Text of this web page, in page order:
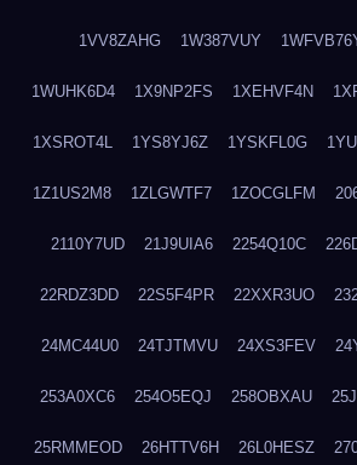
1VV8ZAHG 1W387VUY
1WUHK6D4 1X9NP2FS 1XEHVF4N
1XSROT4L 1YS8YJ6Z 1YSKFL0G
1Z1US2M8 1ZLGWTF7 1ZOCGLFM
2110Y7UD 21J9UIA6 2254Q10C
22RDZ3DD 22S5F4PR 22XXR3UO
24MC44U0 24TJTMVU 24XS3FEV
253A0XC6 254O5EQJ 258OBXAU
25RMMEOD 26HTTV6H 26L0HESZ